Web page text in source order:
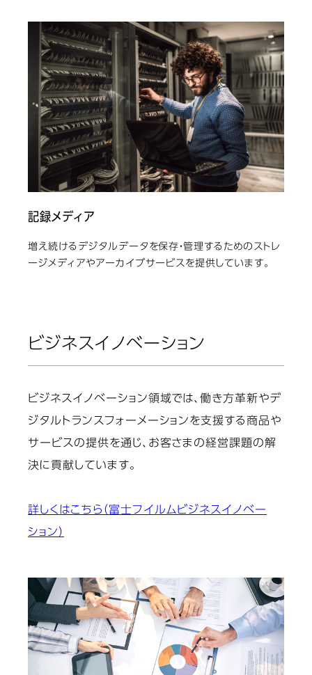
記録メディア
増え続けるデジタルデータを保存・管理するためのストレ
ージメディアやアーカイブサービスを提供しています。
ビジネスイノベーション
ビジネスイノベーション領域では、働き方革新やデ
ジタルトランスフォーメーションを支援する商品や
サービスの提供を通じ、お客さまの経営課題の解
決に貢献しています。
詳しくはこちら（富士フイルムビジネスイノベー
ション）